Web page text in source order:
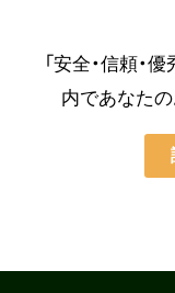
「安全・信頼・
内であなた